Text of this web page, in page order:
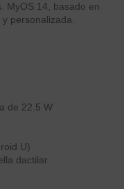
MyOS 14, basado en
personalizada.
de 22.5 W
U)
dactilar